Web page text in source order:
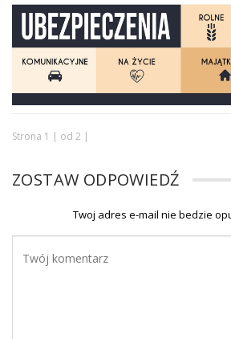
Strona 1 | od 2 |
ZOSTAW ODPOWIEDŹ
Twoj adres e-mail nie bedzie